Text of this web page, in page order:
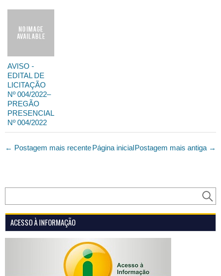
AVISO -
EDITAL DE
LICITAÇÃO
Nº 004/2022–
PREGÃO
PRESENCIAL
Nº 004/2022
← Postagem mais recente Postagem mais antiga →
Página inicial
ACESSO À INFORMAÇÃO